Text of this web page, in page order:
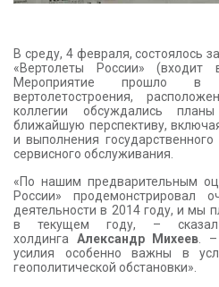
В среду, 4 февраля, состоялось
«Вертолеты России» (входит
Мероприятие прошло в
вертолетостроения,
коллегии обсуждались
ближайшую перспективу,
и выполнения
сервисного обслуживания.
«По нашим предварительным
России» продемонстрировал
деятельности в 2014 году, и мы
в текущем году, – сказал
холдинга Александр Михеев. –
усилия особенно важны в
геополитической обстановки».